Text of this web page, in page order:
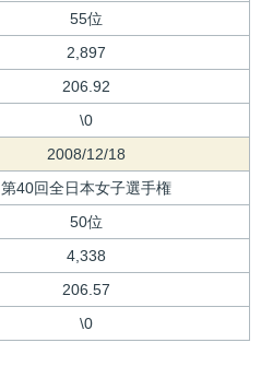
55位
2,897
206.92
\0
2008/12/18
第40回全日本女子選手権
50位
4,338
206.57
\0